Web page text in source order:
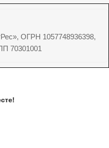
ОГРН 1057748936398,
70301001